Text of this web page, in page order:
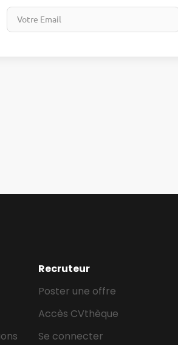
Recruteur
Poster une offre
Accès CVthèque
Se connecter